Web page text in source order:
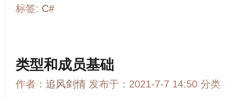
标签: C#
类型和成员基础
作者： 追风剑情 发布于：2021-7-7 14:50 分类